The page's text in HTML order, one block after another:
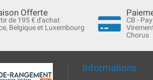
Offerte
de 195 € d'achat
Belgique et Luxembourg
CB -
Chorus
Informations